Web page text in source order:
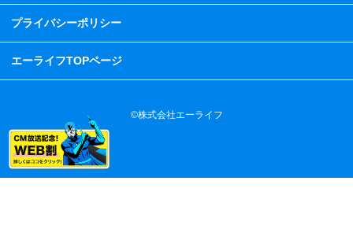
プライバシーポリシー
エーライフTOPページ
©株式会社エーライフ